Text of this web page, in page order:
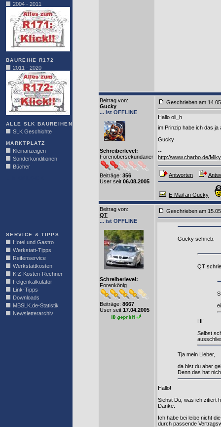
2004 - 2011
BAUREIHE R172
2011 - 2020
ALLE SLK BAUREIHEN
SLK Geschichte
MARKTPLATZ
Kleinanzeigen
Sonderkonditionen
Bücher
SERVICE & TIPPS
Hotel und Gastro
Werkstatt-Tipps
Reifenservice
Werkstattkosten
KfZ-Kosten-Rechner
Felgenkalkulator
Link-Tipps
Downloads
MBSLK.de-Statistik
Newsletterarchiv
Beitrag von:
Gucky
... ist OFFLINE
Schreiberlevel:
Forenobersekundaner
Beiträge: 356
User seit 06.08.2005
Geschrieben am
Hallo oli_h
im Prinzip habe ich das
Gucky
--
http://www.charbo.de/Miky
Antworten
E-Mail an Gucky
Beitrag von:
QT
... ist OFFLINE
Schreiberlevel:
Forenkönig
Beiträge: 8667
User seit 17.04.2005
Geschrieben am
Gucky schrieb:
QT
Hi!
Selbst
Tja mein Lieber,
da bist du aber
Denn das hat
Hallo!
Siehst Du, was ich zitiert
Danke.
Ich habe bei leibe nicht
durch passende